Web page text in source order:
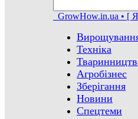
GrowHow.in.ua • [
Техніка
Агробізнес
Зберігання
Новини
Спецтеми